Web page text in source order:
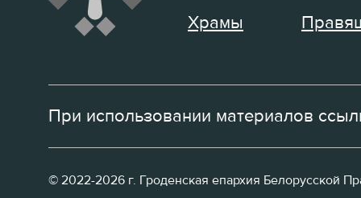
Храмы
При использовании материалов
© 2022-2026 г. Гроденская епархия Белорусской